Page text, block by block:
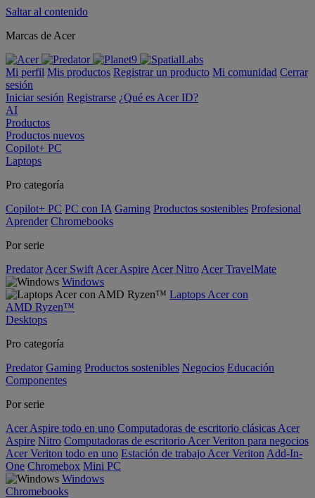
Saltar al contenido
Marcas de Acer
Mi perfil Mis productos Registrar un producto Mi comunidad Cerrar
sesión
Iniciar sesión Registrarse ¿Qué es Acer ID?
AI
Productos
Productos nuevos
Copilot+ PC
Laptops
Pro categoría
Copilot+ PC PC con IA Gaming Productos sostenibles Profesional
Aprender Chromebooks
Por serie
Predator Acer Swift Acer Aspire Acer Nitro Acer TravelMate
Windows
Laptops Acer con
AMD Ryzen™
Desktops
Pro categoría
Predator Gaming Productos sostenibles Negocios Educación
Componentes
Por serie
Acer Aspire todo en uno Computadoras de escritorio clásicas Acer
Aspire Nitro Computadoras de escritorio Acer Veriton para negocios
Acer Veriton todo en uno Estación de trabajo Acer Veriton Add-In-
One Chromebox Mini PC
Windows
Chromebooks